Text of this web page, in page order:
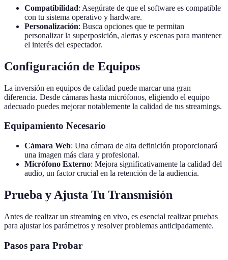
Compatibilidad: Asegúrate de que el software es compatible
con tu sistema operativo y hardware.
Personalización: Busca opciones que te permitan
personalizar la superposición, alertas y escenas para mantener
el interés del espectador.
Configuración de Equipos
La inversión en equipos de calidad puede marcar una gran
diferencia. Desde cámaras hasta micrófonos, eligiendo el equipo
adecuado puedes mejorar notablemente la calidad de tus streamings.
Equipamiento Necesario
Cámara Web: Una cámara de alta definición proporcionará
una imagen más clara y profesional.
Micrófono Externo: Mejora significativamente la calidad del
audio, un factor crucial en la retención de la audiencia.
Prueba y Ajusta Tu Transmisión
Antes de realizar un streaming en vivo, es esencial realizar pruebas
para ajustar los parámetros y resolver problemas anticipadamente.
Pasos para Probar